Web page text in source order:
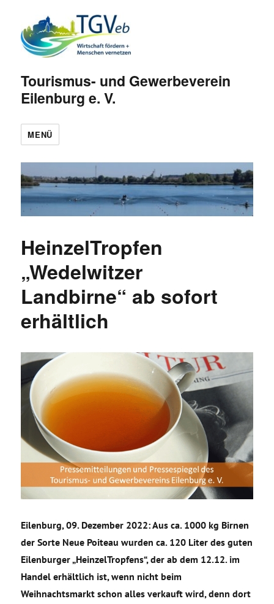
Tourismus- und Gewerbeverein
Eilenburg e. V.
MENÜ
HeinzelTropfen
„Wedelwitzer
Landbirne“ ab sofort
erhältlich
Eilenburg, 09. Dezember 2022: Aus ca. 1000 kg Birnen
der Sorte Neue Poiteau wurden ca. 120 Liter des guten
Eilenburger „HeinzelTropfens“, der ab dem 12.12. im
Handel erhältlich ist, wenn nicht beim
Weihnachtsmarkt schon alles verkauft wird, denn dort